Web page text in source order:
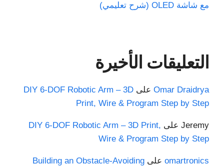
مع شاشة OLED (شرح تعليمي)
التعليقات الأخيرة
Omar Draidrya على DIY 6-DOF Robotic Arm – 3D
Print, Wire & Program Step by Step
Jeremy على DIY 6-DOF Robotic Arm – 3D Print,
Wire & Program Step by Step
omartronics على Building an Obstacle-Avoiding